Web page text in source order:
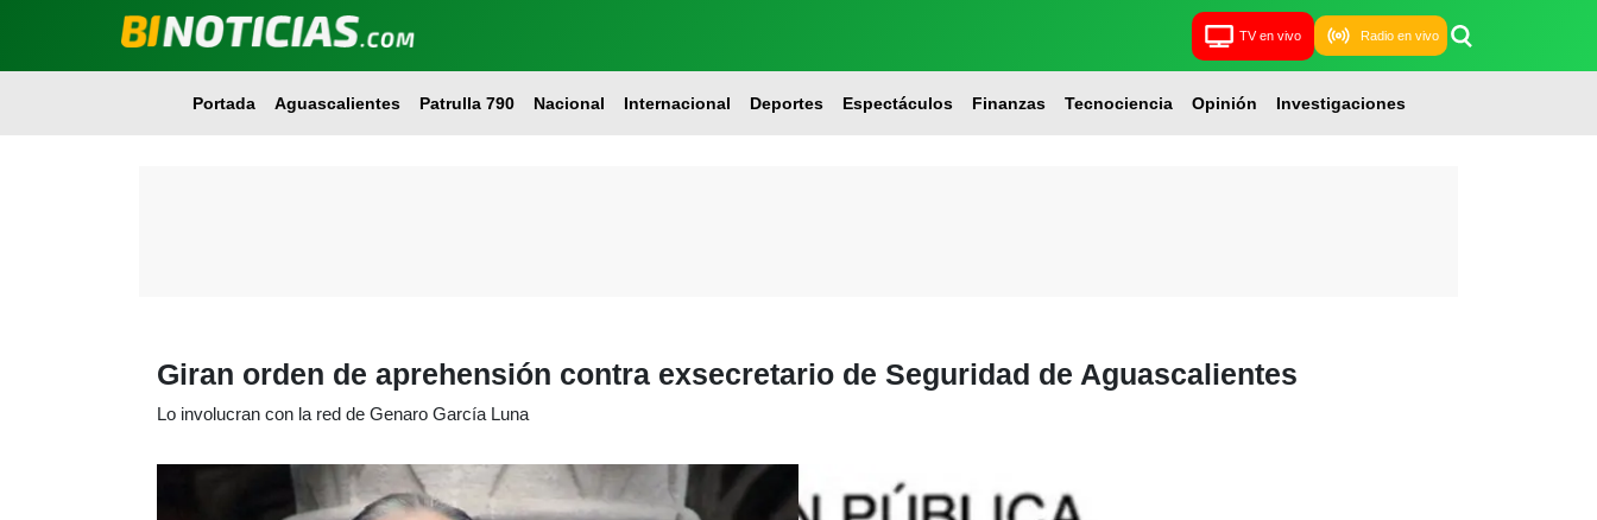
TV en vivo Radio en vivo
Portada Aguascalientes Patrulla 790 Nacional Internacional Deportes Espectáculos Finanzas Tecnociencia Opinión Investigaciones
Giran orden de aprehensión contra exsecretario de Seguridad de Aguascalientes
Lo involucran con la red de Genaro García Luna